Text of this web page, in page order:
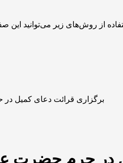
برگزاری قرائت دعای کمیل
در حرم حضرت